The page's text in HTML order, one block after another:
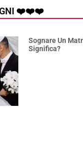
❤️❤️❤️
Sognare Un
Significa?